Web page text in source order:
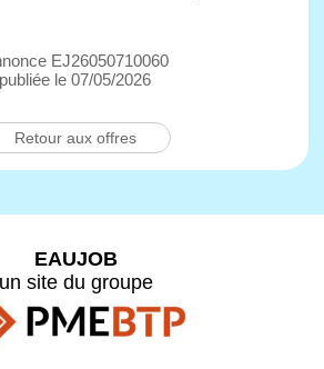
EJ26050710060
publiée le 07/05/2026
Retour aux offres
EAUJOB
un site du groupe